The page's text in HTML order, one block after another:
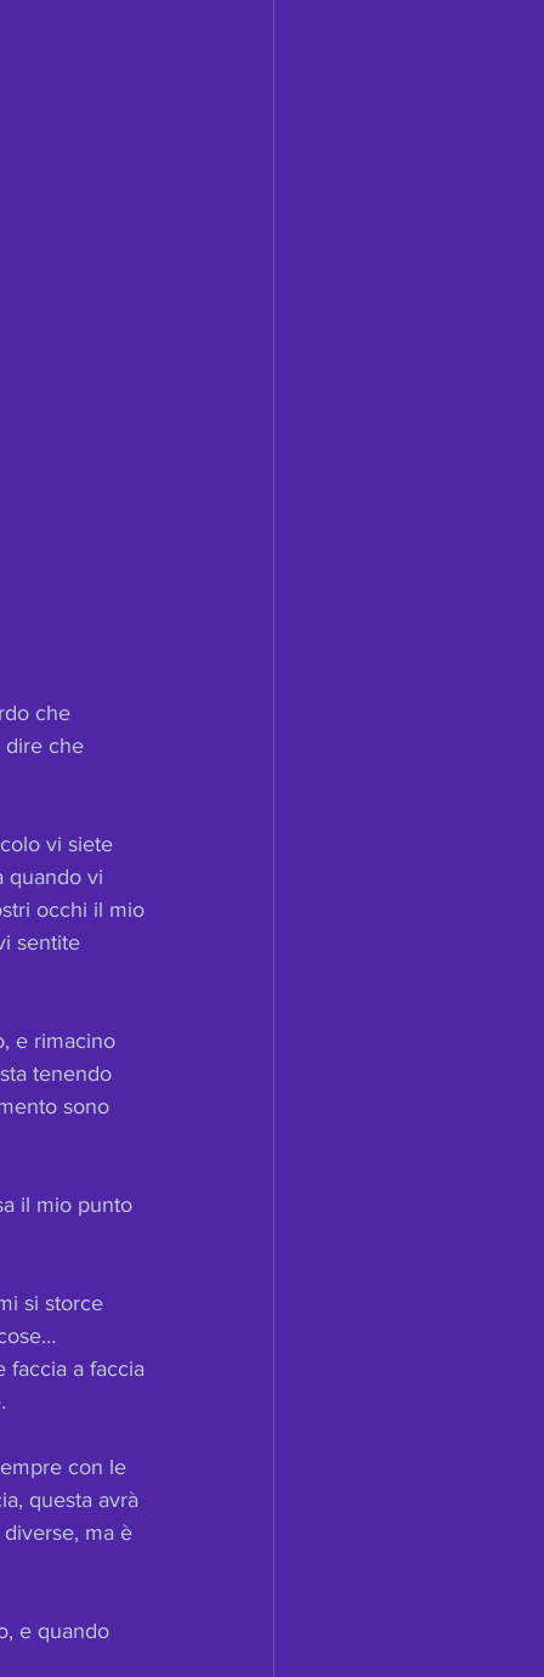
che
dire che
vi siete
quando vi
occhi il mio
sentite
e rimacino
tenendo
sono
il mio punto
si storce
faccia a faccia
con le
questa avrà
ma è
e quando